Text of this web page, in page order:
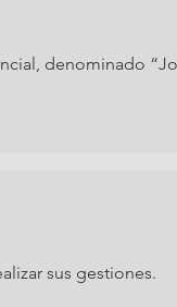
denominado
sus gestiones.